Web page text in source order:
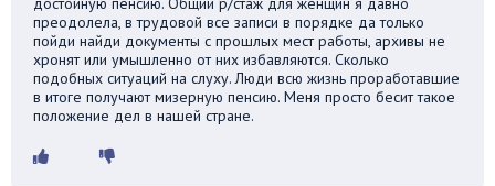
преодолела, в трудовой все записи в порядке да только
пойди найди документы с прошлых мест работы, архивы не
хронят или умышленно от них избавляются. Сколько
подобных ситуаций на слуху. Люди всю жизнь проработавшие
в итоге получают мизерную пенсию. Меня просто бесит такое
положение дел в нашей стране.